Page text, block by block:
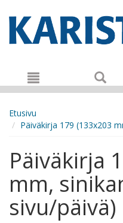
Etusivu
Päiväkirja 179 (133x203
Päiväkirja
mm,
sivu/päivä)